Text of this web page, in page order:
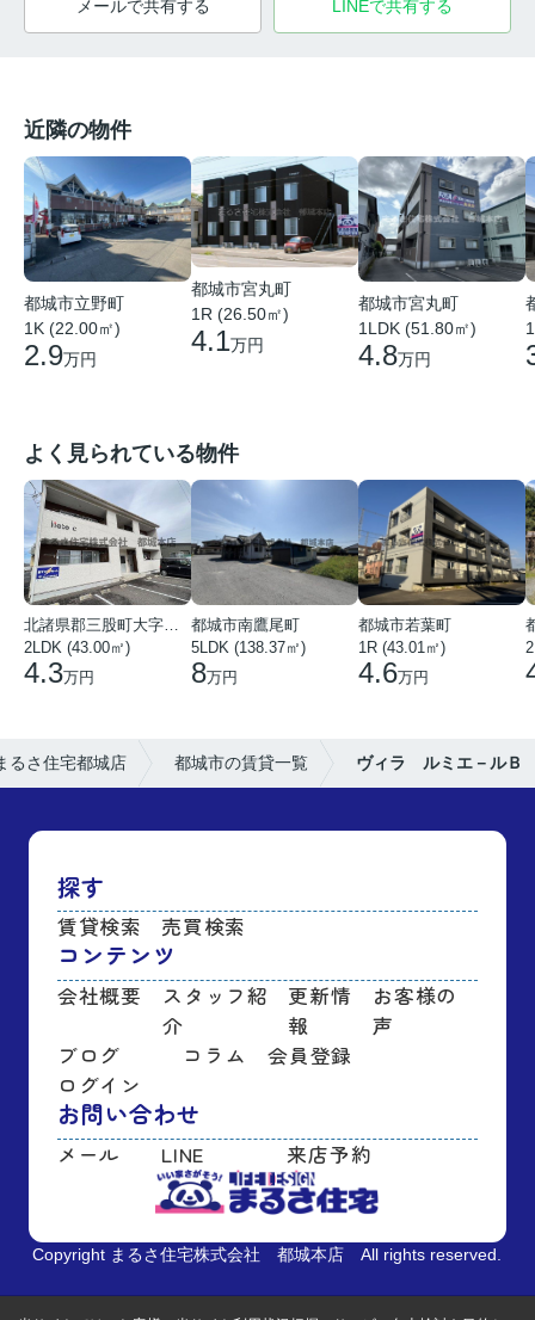
メールで共有する LINEで共有する
近隣の物件
都城市立野町
1K (22.00㎡)
2.9万円
都城市宮丸町
1R (26.50㎡)
4.1万円
都城市宮丸町
1LDK (51.80㎡)
4.8万円
よく見られている物件
北諸県郡三股町大字蓼池
2LDK (43.00㎡)
4.3万円
都城市南鷹尾町
5LDK (138.37㎡)
8万円
都城市若葉町
1R (43.01㎡)
4.6万円
るさ住宅都城店 都城市の賃貸一覧 ヴィラ ルミエ－ルＢ
探す
賃貸検索 売買検索
コンテンツ
会社概要
スタッフ紹
介
更新情
報
お客様の
声
ブログ
コラム
会員登録
ログイン
お問い合わせ
メール LINE 来店予約
Copyright まるさ住宅株式会社 都城本店 All rights reserved.